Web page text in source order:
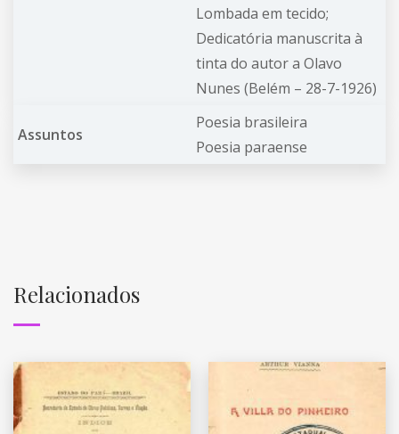
Lombada em tecido;
Dedicatória manuscrita à
tinta do autor a Olavo
Nunes (Belém – 28-7-1926)
Assuntos
Poesia brasileira
Poesia paraense
Relacionados